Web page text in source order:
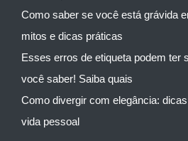
Como saber se você está grávida
mitos e dicas práticas
Esses erros de etiqueta podem ter
você saber! Saiba quais
Como divergir com elegância:
vida pessoal